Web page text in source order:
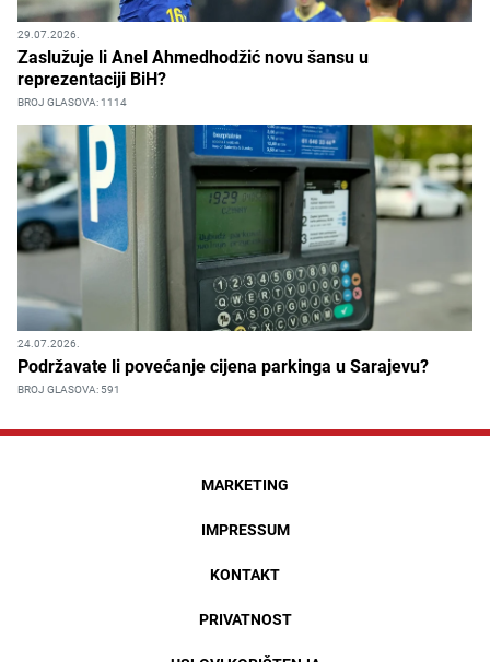
29.07.2026.
Zaslužuje li Anel Ahmedhodžić novu šansu u
reprezentaciji BiH?
BROJ GLASOVA: 1114
24.07.2026.
Podržavate li povećanje cijena parkinga u Sarajevu?
BROJ GLASOVA: 591
MARKETING
IMPRESSUM
KONTAKT
PRIVATNOST